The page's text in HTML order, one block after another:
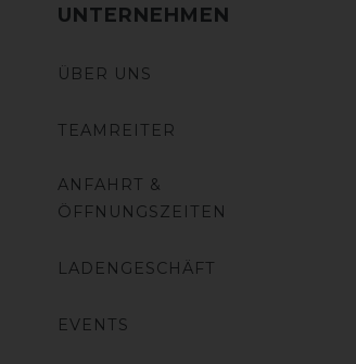
UNTERNEHMEN
ÜBER UNS
TEAMREITER
ANFAHRT &
ÖFFNUNGSZEITEN
LADENGESCHÄFT
EVENTS